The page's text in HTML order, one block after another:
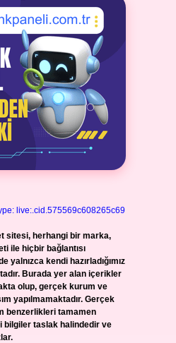
live:.cid.575569c608265c69
sitesi, herhangi bir marka,
ile hiçbir bağlantısı
yalnızca kendi hazırladığımız
Burada yer alan içerikler
olup, gerçek kurum ve
yapılmamaktadır. Gerçek
benzerlikleri tamamen
bilgiler taslak halindedir ve